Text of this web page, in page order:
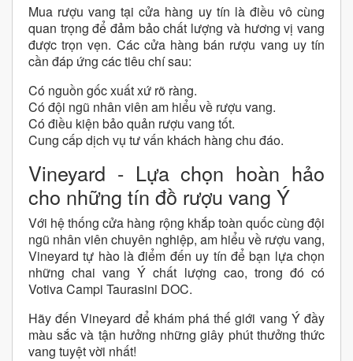
Mua rượu vang tại cửa hàng uy tín là điều vô cùng
quan trọng để đảm bảo chất lượng và hương vị vang
được trọn vẹn. Các cửa hàng bán rượu vang uy tín
cần đáp ứng các tiêu chí sau:
Có nguồn gốc xuất xứ rõ ràng.
Có đội ngũ nhân viên am hiểu về rượu vang.
Có điều kiện bảo quản rượu vang tốt.
Cung cấp dịch vụ tư vấn khách hàng chu đáo.
Vineyard - Lựa chọn hoàn hảo
cho những tín đồ rượu vang Ý
Với hệ thống cửa hàng rộng khắp toàn quốc cùng đội
ngũ nhân viên chuyên nghiệp, am hiểu về rượu vang,
Vineyard tự hào là điểm đến uy tín để bạn lựa chọn
những chai vang Ý chất lượng cao, trong đó có
Votiva Campi Taurasini DOC.
Hãy đến Vineyard để khám phá thế giới vang Ý đầy
màu sắc và tận hưởng những giây phút thưởng thức
vang tuyệt vời nhất!